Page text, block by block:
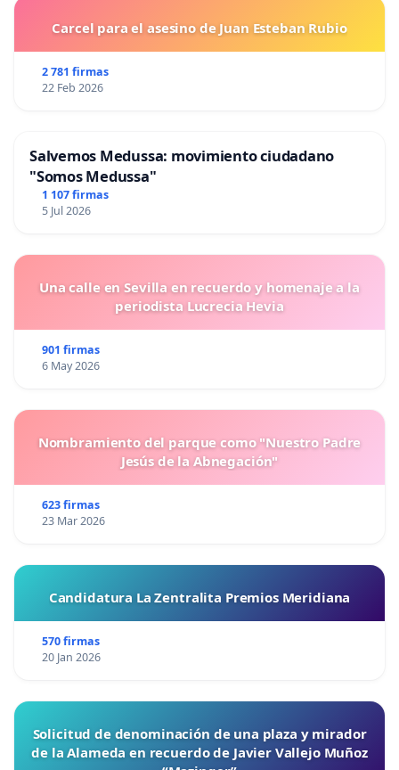
Carcel para el asesino de Juan Esteban Rubio
2 781 firmas
22 Feb 2026
Salvemos Medussa: movimiento ciudadano
"Somos Medussa"
1 107 firmas
5 Jul 2026
Una calle en Sevilla en recuerdo y homenaje a la
periodista Lucrecia Hevia
901 firmas
6 May 2026
Nombramiento del parque como "Nuestro Padre
Jesús de la Abnegación"
623 firmas
23 Mar 2026
Candidatura La Zentralita Premios Meridiana
570 firmas
20 Jan 2026
Solicitud de denominación de una plaza y mirador
de la Alameda en recuerdo de Javier Vallejo Muñoz